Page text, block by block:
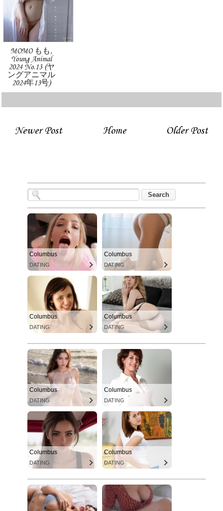
MOMO もも,
Young Animal
2024 No.13 (ヤ
ングアニマル
2024年13号)
Newer Post Older Post
Home
Columbus
DATING
Columbus
DATING
Columbus
DATING
Columbus
DATING
Columbus
DATING
Columbus
DATING
Columbus
DATING
Columbus
DATING